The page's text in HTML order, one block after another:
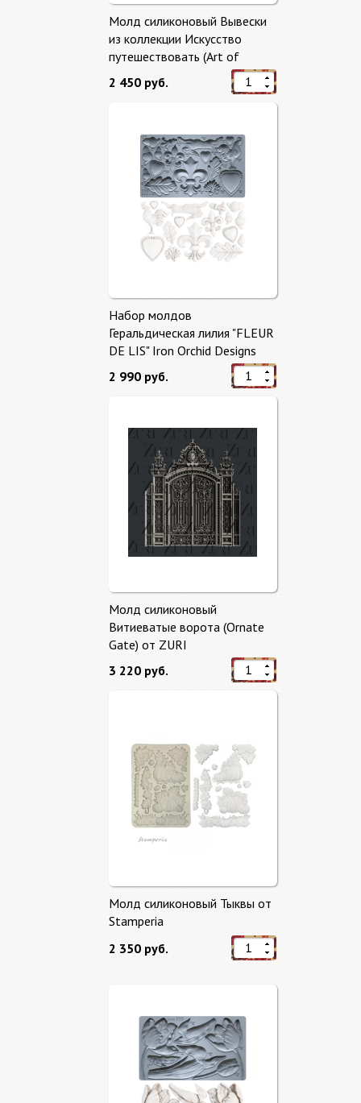
Молд силиконовый Вывески
из коллекции Искусство
путешествовать (Art of
Travelling) от Stamperia
2 450 руб.
Набор молдов
Геральдическая лилия "FLEUR
DE LIS" Iron Orchid Designs
2 990 руб.
Молд силиконовый
Витиеватые ворота (Ornate
Gate) от ZURI
3 220 руб.
Молд силиконовый Тыквы от
Stamperia
2 350 руб.